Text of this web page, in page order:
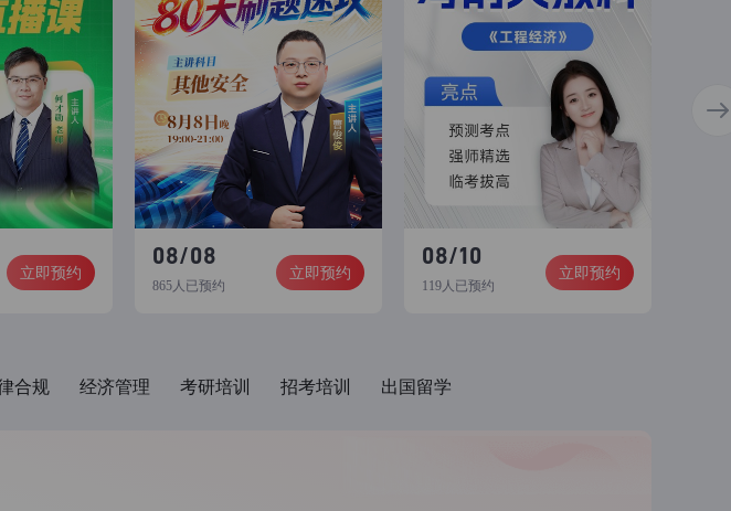
立即预约
08/08
865人已预约
立即预约
08/10
119人已预约
立即预约
合规 经济管理 考研培训 招考培训 出国留学